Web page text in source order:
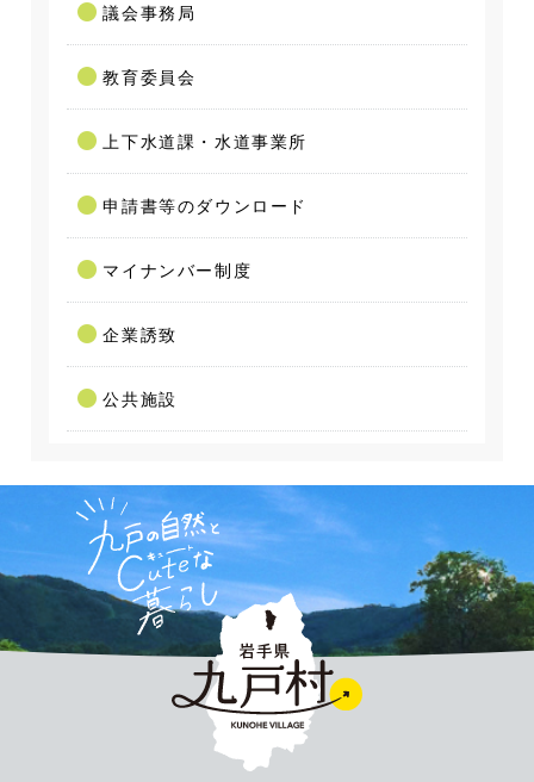
議会事務局
教育委員会
上下水道課・水道事業所
申請書等のダウンロード
マイナンバー制度
企業誘致
公共施設